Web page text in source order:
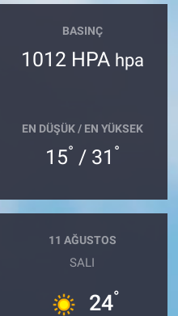
BASINÇ
1012 HPA hpa
EN DÜŞÜK / EN YÜKSEK
15° / 31 °
11 AĞUSTOS
SALI
24°